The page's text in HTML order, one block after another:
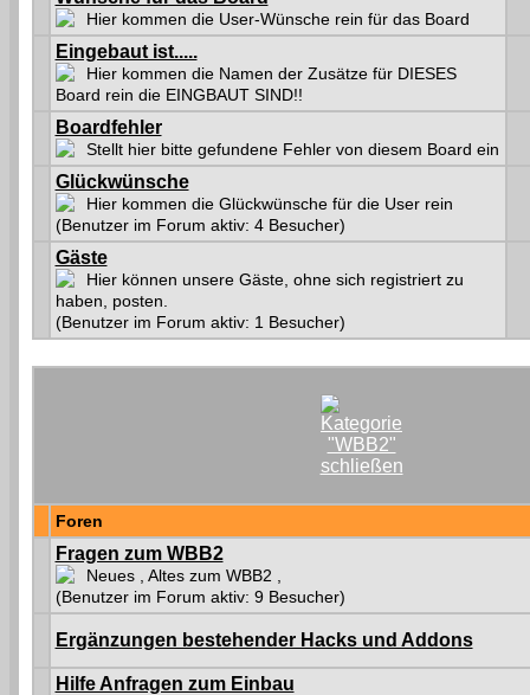
Hier kommen die User-Wünsche rein für das Board
Eingebaut ist.....
Hier kommen die Namen der Zusätze für DIESES
Board rein die EINGBAUT SIND!!
Boardfehler
Stellt hier bitte gefundene Fehler von diesem Board ein
Glückwünsche
Hier kommen die Glückwünsche für die User rein
(Benutzer im Forum aktiv: 4 Besucher)
Gäste
Hier können unsere Gäste, ohne sich registriert zu
haben, posten.
(Benutzer im Forum aktiv: 1 Besucher)
Foren
Fragen zum WBB2
Neues , Altes zum WBB2 ,
(Benutzer im Forum aktiv: 9 Besucher)
Ergänzungen bestehender Hacks und Addons
Hilfe Anfragen zum Einbau